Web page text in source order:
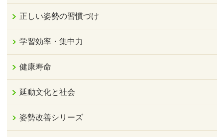
正しい姿勢の習慣づけ
学習効率・集中力
健康寿命
延動文化と社会
姿勢改善シリーズ